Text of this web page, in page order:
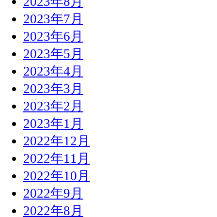
2023年7月
2023年6月
2023年5月
2023年4月
2023年3月
2023年2月
2023年1月
2022年12月
2022年11月
2022年10月
2022年9月
2022年8月